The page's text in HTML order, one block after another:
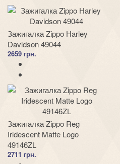
Зажигалка Zippo Harley
Davidson 49044
2659 грн.
Зажигалка Zippo Reg
Iridescent Matte Logo
49146ZL
2711 грн.